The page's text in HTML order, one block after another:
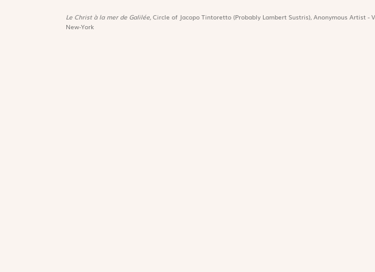
Le Christ à la mer de Galilée, Circle of Jacopo Tintoretto (Probably Lambert Sustris), Anonymous Artist
New-York